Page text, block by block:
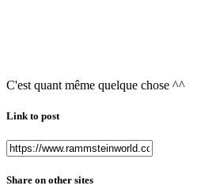
C'est quant même quelque chose ^^
Link to post
Share on other sites